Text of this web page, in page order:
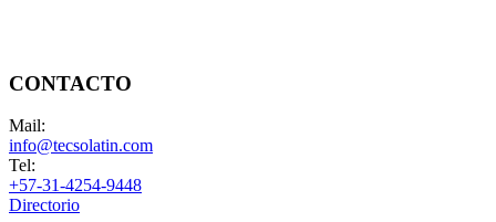
CONTACTO
Mail:
info@tecsolatin.com
Tel:
+57-31-4254-9448
Directorio